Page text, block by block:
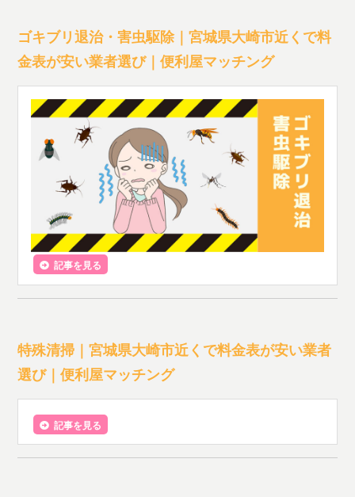
ゴキブリ退治・害虫駆除｜宮城県大崎市近くで料
金表が安い業者選び｜便利屋マッチング
記事を見る
特殊清掃｜宮城県大崎市近くで料金表が安い業者
選び｜便利屋マッチング
記事を見る